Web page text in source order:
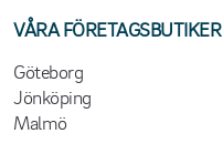
VÅRA FÖRETAGSBUTIKER
Göteborg
Jönköping
Malmö